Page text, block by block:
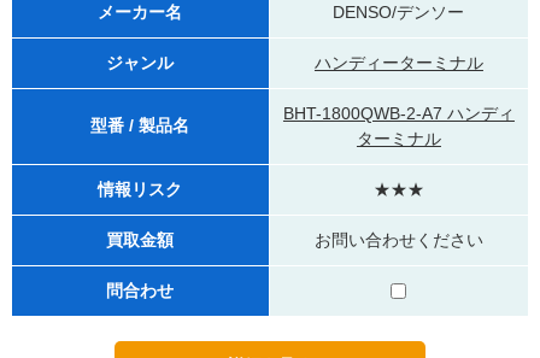
メーカー名 DENSO/デンソー
ジャンル ハンディーターミナル
型番 / 製品名
BHT-1800QWB-2-A7 ハンディ
ターミナル
情報リスク ★★★
買取金額 お問い合わせください
問合わせ